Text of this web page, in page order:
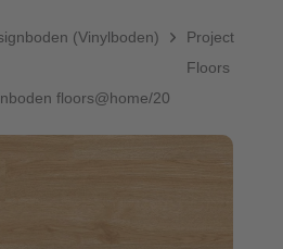
(Vinylboden)
Project
Floors
floors@home/20